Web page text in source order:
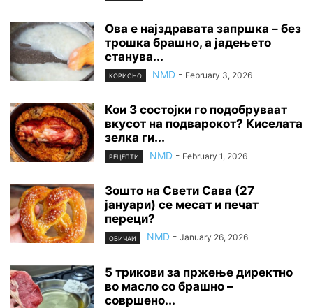
Ова е најздравата запршка – без
трошка брашно, а јадењето
станува...
КОРИСНО NMD - February 3, 2026
Кои 3 состојки го подобруваат
вкусот на подварокот? Киселата
зелка ги...
РЕЦЕПТИ NMD - February 1, 2026
Зошто на Свети Сава (27
јануари) се месат и печат
переци?
ОБИЧАИ NMD - January 26, 2026
5 трикови за пржење директно
во масло со брашно –
совршено...